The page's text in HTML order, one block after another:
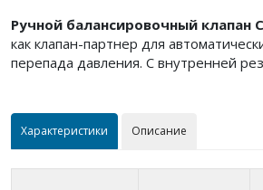
Ручной балансировочный клапан
как клапан-партнер для
перепада давления. С внутренней
Характеристики Описание